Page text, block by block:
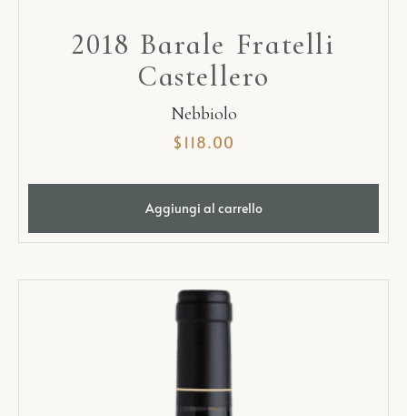
2018 Barale Fratelli
Castellero
Nebbiolo
$ 118.00
Aggiungi al carrello